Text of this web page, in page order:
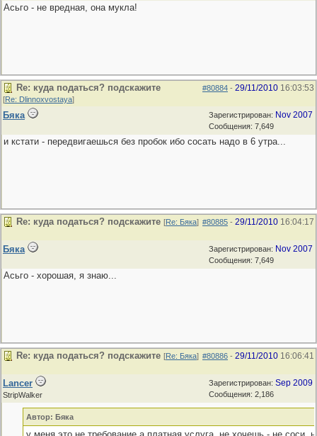
Асьго - не вредная, она мукла!
#80884 - 29/11/2010 16:03:53
Re: куда податься? подскажите
[Re: Dlinnoxvostaya]
Зарегистрирован: Nov 2007
Сообщения: 7,649
Бяка
и кстати - передвигаешься без пробок ибо сосать надо в 6 утра...
#80885 - 29/11/2010 16:04:17
Re: куда податься? подскажите [Re: Бяка]
Зарегистрирован: Nov 2007
Сообщения: 7,649
Бяка
Асьго - хорошая, я знаю...
#80886 - 29/11/2010 16:06:41
Re: куда податься? подскажите [Re: Бяка]
Зарегистрирован: Sep 2009
Сообщения: 2,186
Lancer
StripWalker
Автор: Бяка